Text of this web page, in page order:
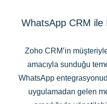
WhatsApp CRM ile
Zoho CRM’in
amacıyla sunduğu
WhatsApp
uygulamadan gelen